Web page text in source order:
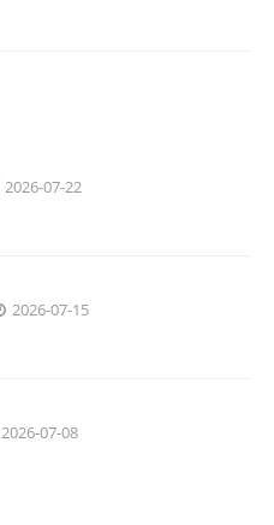
2026-07-22
2026-07-15
2026-07-08